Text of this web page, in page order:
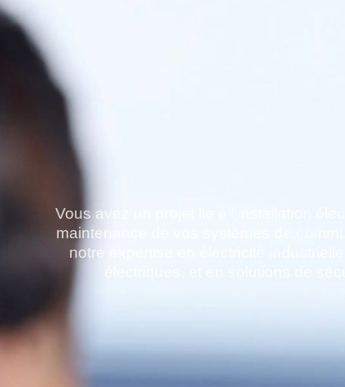
Vous avez un projet lié à l’installation
maintenance de vos systèmes de
notre expertise en électricité
électriques, et en solutions de